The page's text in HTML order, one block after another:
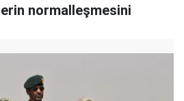
normalleşmesini